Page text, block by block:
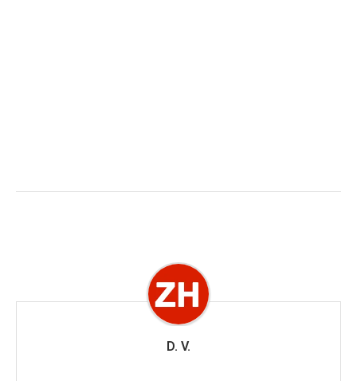
D. V.